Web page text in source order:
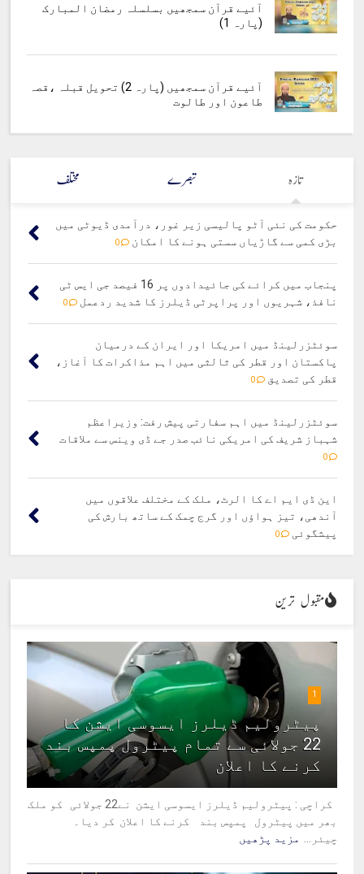
آئیے قرآن سمجھیں بسلسلہ رمضان المبارک
(پارہ 1)
آئیے قرآن سمجھیں (پارہ 2) تحویل قبلہ ،قصہ
طاعون اور طالوت
تازہ تبصرے مختلف
حکومت کی نئی آٹو پالیسی زیر غور، درآمدی ڈیوٹی میں
بڑی کمی سے گاڑیاں سستی ہونے کا امکان
0
پنجاب میں کرائے کی جائیدادوں پر 16 فیصد جی ایس ٹی
نافذ، شہریوں اور پراپرٹی ڈیلرز کا شدید ردعمل
0
سوئٹزرلینڈ میں امریکا اور ایران کے درمیان
پاکستان اور قطر کی ثالثی میں اہم مذاکرات کا آغاز،
قطر کی تصدیق
0
سوئٹزرلینڈ میں اہم سفارتی پیش رفت: وزیراعظم
شہباز شریف کی امریکی نائب صدر جے ڈی وینس سے ملاقات
0
این ڈی ایم اے کا الرٹ، ملک کے مختلف علاقوں میں
آندھی، تیز ہواؤں اور گرج چمک کے ساتھ بارش کی
پیشگوئی
0
مقبول ترین
1
پیٹرولیم ڈیلرز ایسوسی ایشن کا
22 جولائی سے تمام پیٹرول پمپس بند
کرنے کا اعلان
کراچی : پیٹرولیم ڈیلرز ایسوسی ایشن نے22 جولائی کو ملک
بھر میں پیٹرول پمپس بند کرنے کا اعلان کر دیا۔
چیئر...
مزید پڑھیں